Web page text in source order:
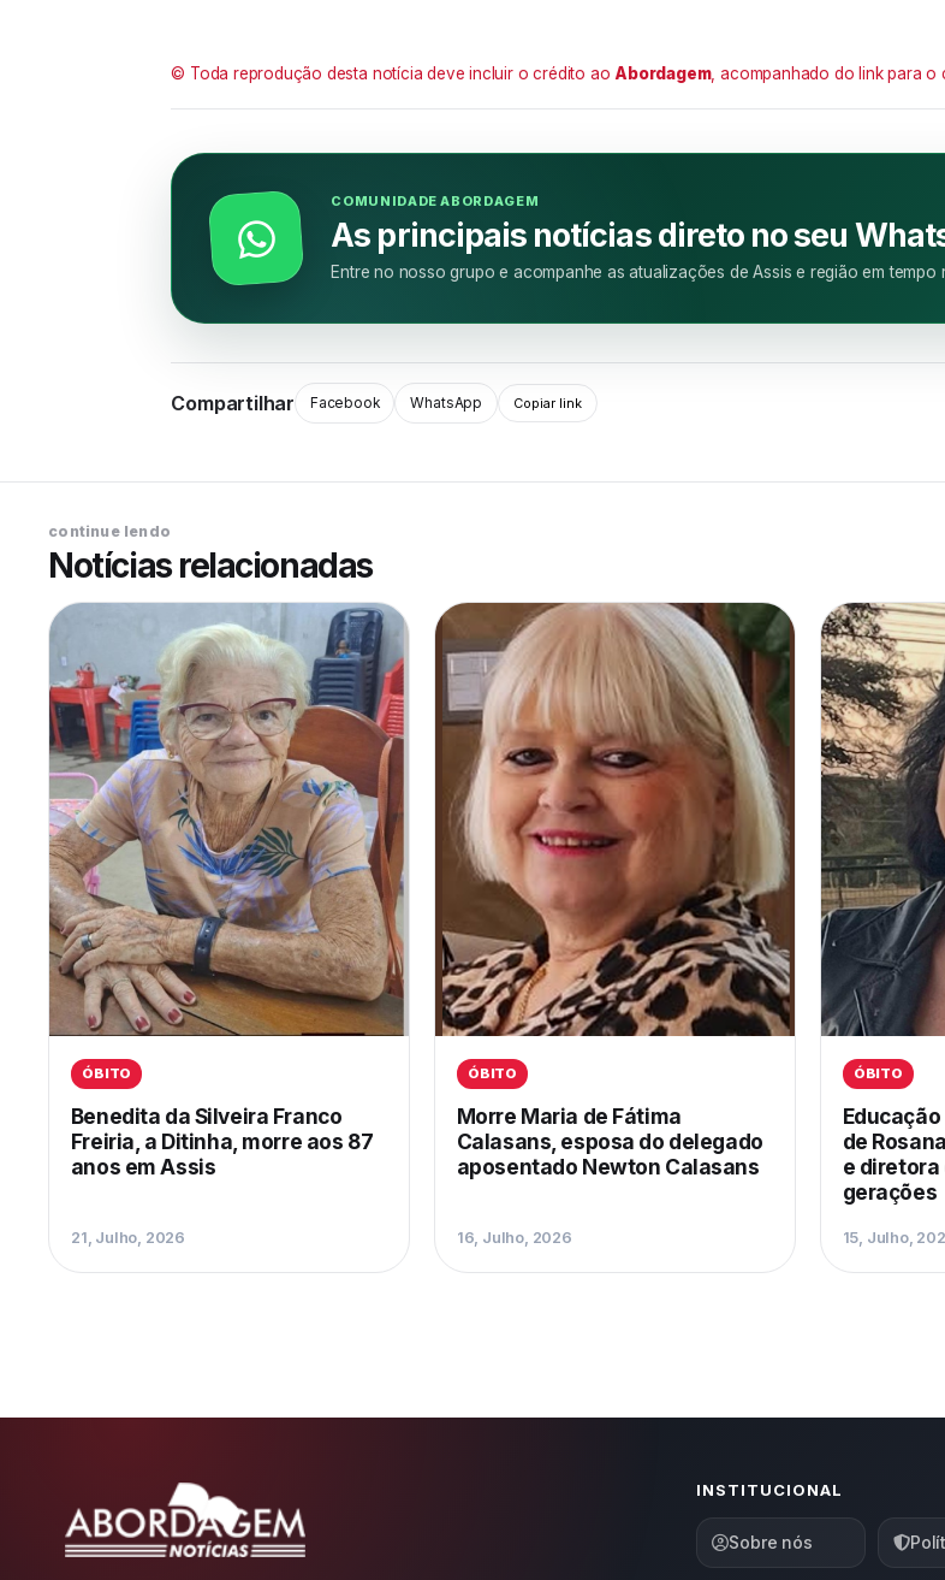
© Toda reprodução desta notícia deve incluir o crédito ao Abordagem, acompanhado do link para o
COMUNIDADE ABORDAGEM
As principais notícias direto no seu
Entre no nosso grupo e acompanhe as atualizações de Assis e região em tempo
Compartilhar Facebook WhatsApp Copiar link
continue lendo
Notícias relacionadas
ÓBITO
Benedita da Silveira Franco
Freiria, a Ditinha, morre aos 87
anos em Assis
21, Julho, 2026
ÓBITO
Morre Maria de Fátima
Calasans, esposa do delegado
aposentado Newton Calasans
16, Julho, 2026
ÓBITO
de
e diretora
gerações
15, Julho,
INSTITUCIONAL
Sobre nós